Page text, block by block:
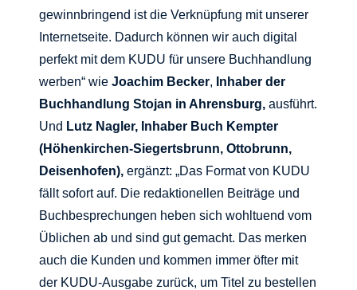
gewinnbringend ist die Verknüpfung mit unserer
Internetseite. Dadurch können wir auch digital
perfekt mit dem KUDU für unsere Buchhandlung
werben“ wie Joachim Becker, Inhaber der
Buchhandlung Stojan in Ahrensburg, ausführt.
Und Lutz Nagler, Inhaber Buch Kempter
(Höhenkirchen-Siegertsbrunn, Ottobrunn,
Deisenhofen), ergänzt: „Das Format von KUDU
fällt sofort auf. Die redaktionellen Beiträge und
Buchbesprechungen heben sich wohltuend vom
Üblichen ab und sind gut gemacht. Das merken
auch die Kunden und kommen immer öfter mit
der KUDU-Ausgabe zurück, um Titel zu bestellen